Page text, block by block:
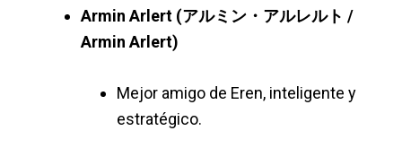
Armin Arlert (アルミン・アルレルト /
Armin Arlert)
Mejor amigo de Eren, inteligente y
estratégico.